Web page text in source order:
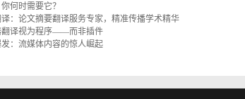
何时需要它？
译：论文摘要翻译服务专家，精准传播学术精华
翻译视为程序——而非插件
：流媒体内容的惊人崛起